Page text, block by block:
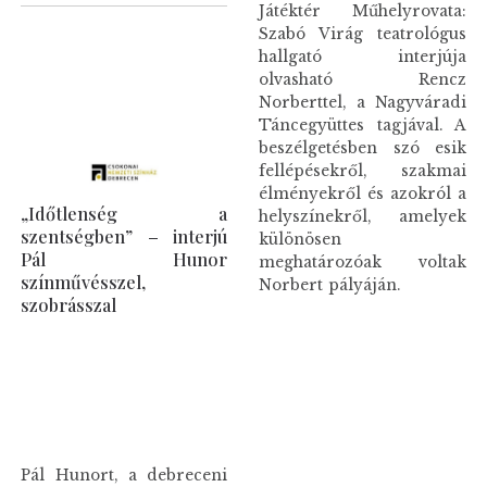
„Időtlenség a
szentségben” – interjú
Pál Hunor
színművésszel,
szobrásszal
Pál Hunort, a debreceni
Játéktér Műhelyrovata:
Szabó Virág teatrológus
hallgató interjúja
olvasható Rencz
Norberttel, a Nagyváradi
Táncegyüttes tagjával. A
beszélgetésben szó esik
fellépésekről, szakmai
élményekről és azokról a
helyszínekről, amelyek
különösen
meghatározóak voltak
Norbert pályáján.